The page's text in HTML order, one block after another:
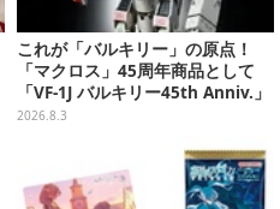
これが「バルキリー」の原点！
「マクロス」45周年商品として
「VF-1J バルキリー45th Anniv.」
が予約開始
2026.8.3